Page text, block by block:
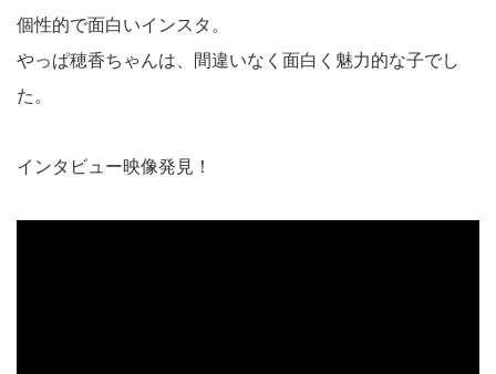
個性的で面白いインスタ。
やっぱ穂香ちゃんは、間違いなく面白く魅力的な子でし
た。
インタビュー映像発見！